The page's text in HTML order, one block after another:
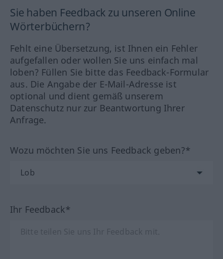
Sie haben Feedback zu unseren Online
Wörterbüchern?
Fehlt eine Übersetzung, ist Ihnen ein Fehler
aufgefallen oder wollen Sie uns einfach mal
loben? Füllen Sie bitte das Feedback-Formular
aus. Die Angabe der E-Mail-Adresse ist
optional und dient gemäß unserem
Datenschutz nur zur Beantwortung Ihrer
Anfrage.
Wozu möchten Sie uns Feedback geben?*
Ihr Feedback*